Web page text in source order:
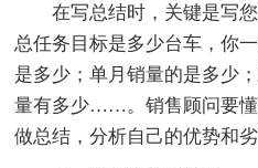
在写总结时，关键是写
总任务目标是多少台车，你
是多少；单月销量的是多少
量有多少……。销售顾问要
做总结，分析自己的优势和劣